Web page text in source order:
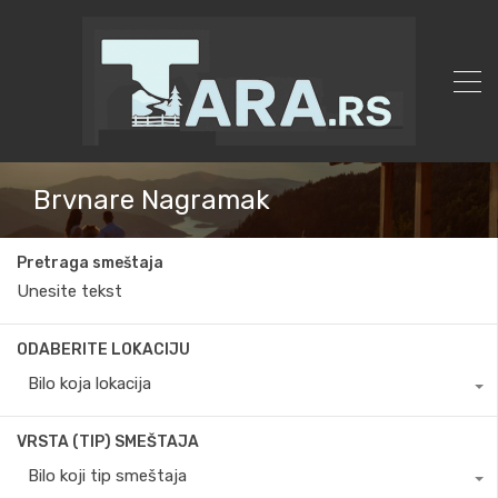
Brvnare Nagramak
Pretraga smeštaja
ODABERITE LOKACIJU
Bilo koja lokacija
VRSTA (TIP) SMEŠTAJA
Bilo koji tip smeštaja